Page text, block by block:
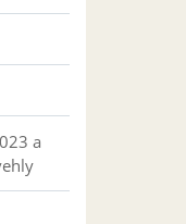
a